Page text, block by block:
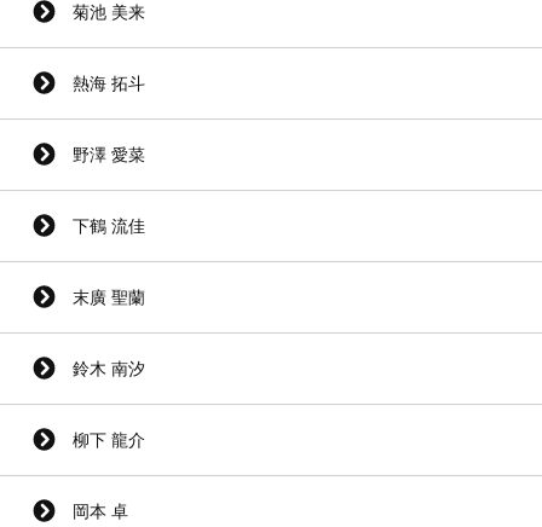
菊池 美来
熱海 拓斗
野澤 愛菜
下鶴 流佳
末廣 聖蘭
鈴木 南汐
柳下 龍介
岡本 卓